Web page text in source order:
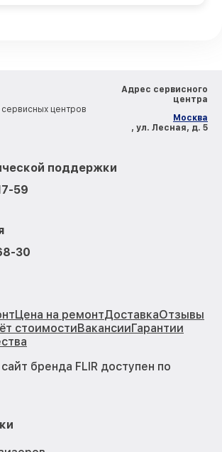
центров
Адрес сервисного
центра
Москва
, ул. Лесная, д. 5
поддержки
59
30
Цена на ремонтДоставкаОтзывы
стоимостиВакансииГарантии
бренда FLIR доступен по